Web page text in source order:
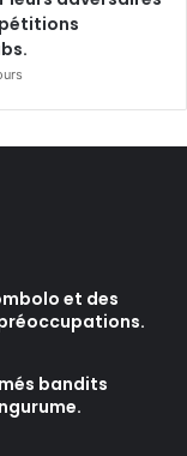
et des
bandits